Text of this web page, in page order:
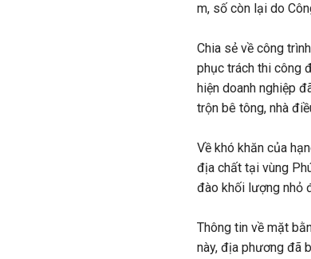
m, số còn lại do
Chia sẻ về công
phục trách thi công
hiện doanh nghiệp
trộn bê tông, nhà
Về khó khăn của
địa chất tại vùng
đào khối lượng nhỏ
Thông tin về mặt
này, địa phương đã